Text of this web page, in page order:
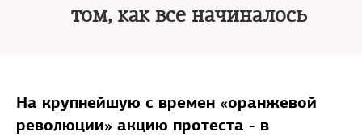
том, как все начиналось
На крупнейшую с времен «оранжевой
революции» акцию протеста - в